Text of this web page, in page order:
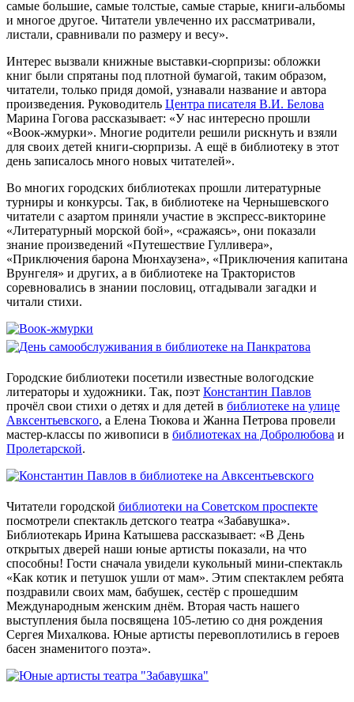
самые большие, самые толстые, самые старые, книги-альбомы
и многое другое. Читатели увлеченно их рассматривали,
листали, сравнивали по размеру и весу».
Интерес вызвали книжные выставки-сюрпризы: обложки
книг были спрятаны под плотной бумагой, таким образом,
читатели, только придя домой, узнавали название и автора
произведения. Руководитель Центра писателя В.И. Белова
Марина Гогова рассказывает: «У нас интересно прошли
«Воок-жмурки». Многие родители решили рискнуть и взяли
для своих детей книги-сюрпризы. А ещё в библиотеку в этот
день записалось много новых читателей».
Во многих городских библиотеках прошли литературные
турниры и конкурсы. Так, в библиотеке на Чернышевского
читатели с азартом приняли участие в экспресс-викторине
«Литературный морской бой», «сражаясь», они показали
знание произведений «Путешествие Гулливера»,
«Приключения барона Мюнхаузена», «Приключения капитана
Врунгеля» и других, а в библиотеке на Трактористов
соревновались в знании пословиц, отгадывали загадки и
читали стихи.
Городские библиотеки посетили известные вологодские
литераторы и художники. Так, поэт Константин Павлов
прочёл свои стихи о детях и для детей в библиотеке на улице
Авксентьевского, а Елена Тюкова и Жанна Петрова провели
мастер-классы по живописи в библиотеках на Добролюбова и
Пролетарской.
Читатели городской библиотеки на Советском проспекте
посмотрели спектакль детского театра «Забавушка».
Библиотекарь Ирина Катышева рассказывает: «В День
открытых дверей наши юные артисты показали, на что
способны! Гости сначала увидели кукольный мини-спектакль
«Как котик и петушок ушли от мам». Этим спектаклем ребята
поздравили своих мам, бабушек, сестёр с прошедшим
Международным женским днём. Вторая часть нашего
выступления была посвящена 105-летию со дня рождения
Сергея Михалкова. Юные артисты перевоплотились в героев
басен знаменитого поэта».